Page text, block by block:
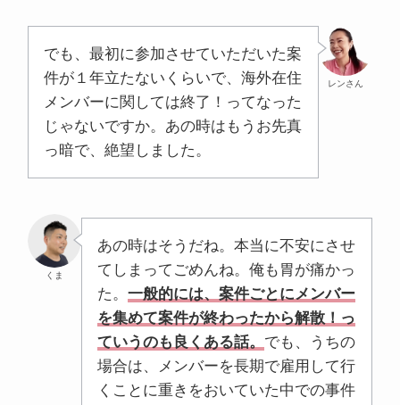
レンさん
でも、最初に参加させていただいた案
件が１年立たないくらいで、海外在住
メンバーに関しては終了！ってなった
じゃないですか。あの時はもうお先真
っ暗で、絶望しました。
くま
あの時はそうだね。本当に不安にさせ
てしまってごめんね。俺も胃が痛かっ
た。一般的には、案件ごとにメンバー
を集めて案件が終わったから解散！っ
ていうのも良くある話。 でも、うちの
場合は、メンバーを長期で雇用して行
くことに重きをおいていた中での事件